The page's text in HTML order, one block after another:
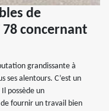
de
concernant
grandissante à
ses alentours. C’est un
possède un
fournir un travail bien